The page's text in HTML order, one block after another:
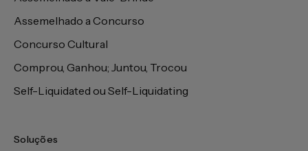
Assemelhado a Concurso
Concurso Cultural
Comprou, Ganhou; Juntou, Trocou
Self-Liquidated ou Self-Liquidating
Soluções